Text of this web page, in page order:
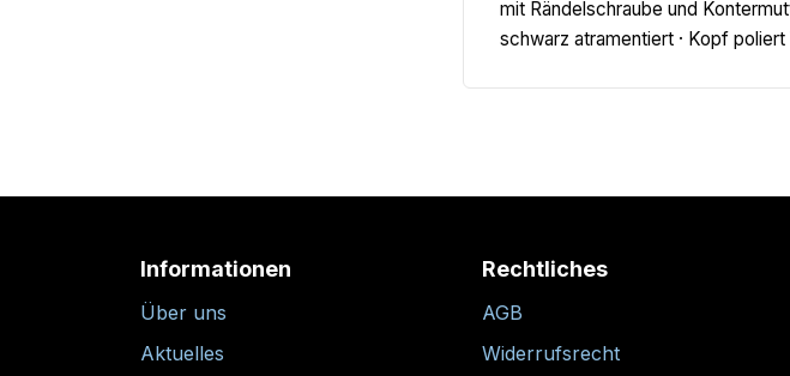
mit Rändelschraube und
schwarz atramentiert · Kopf poliert
Informationen
Über uns
Aktuelles
Rechtliches
AGB
Widerrufsrecht